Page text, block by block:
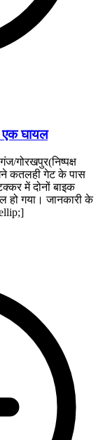
एक घायल
गोरखपुर(निष्पक्ष
कतलही गेट के पास
में दोनों बाइक
हो गया। जानकारी के